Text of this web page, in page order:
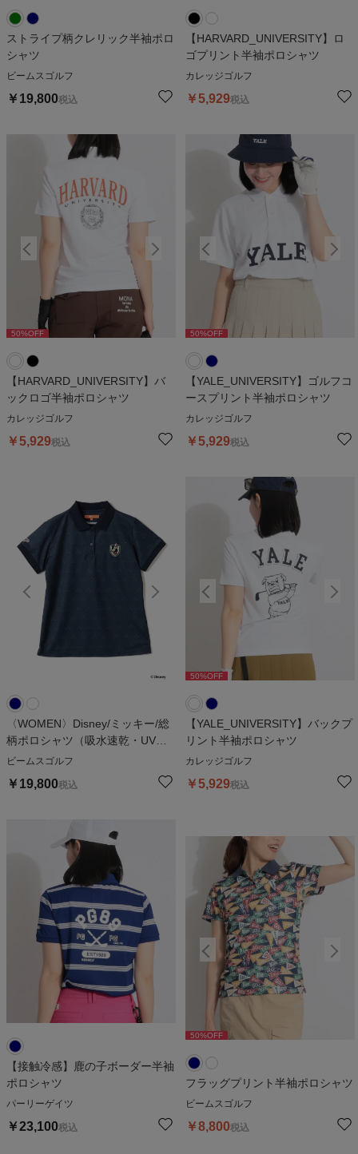
ストライプ柄クレリック半袖ポロ
シャツ
ビームスゴルフ
￥ 19,800税込
【HARVARD_UNIVERSITY】ロ
ゴプリント半袖ポロシャツ
カレッジゴルフ
￥5,929税込
50%OFF %OFF
【HARVARD_UNIVERSITY】バ
ックロゴ半袖ポロシャツ
カレッジゴルフ
￥5,929税込
50%OFF 50%OFF
【YALE_UNIVERSITY】ゴルフコ
ースプリント半袖ポロシャツ
カレッジゴルフ
￥5,929税込
〈WOMEN〉Disney/ミッキー/総
柄ポロシャツ（吸水速乾・UVカ
ット）
ビームスゴルフ
￥ 19,800税込
50%OFF
【YALE_UNIVERSITY】バックプ
リント半袖ポロシャツ
カレッジゴルフ
￥5,929税込
【接触冷感】鹿の子ボーダー半袖
ポロシャツ
パーリーゲイツ
￥23,100税込
50%OFF
フラッグプリント半袖ポロシャツ
ビームスゴルフ
￥8,800税込